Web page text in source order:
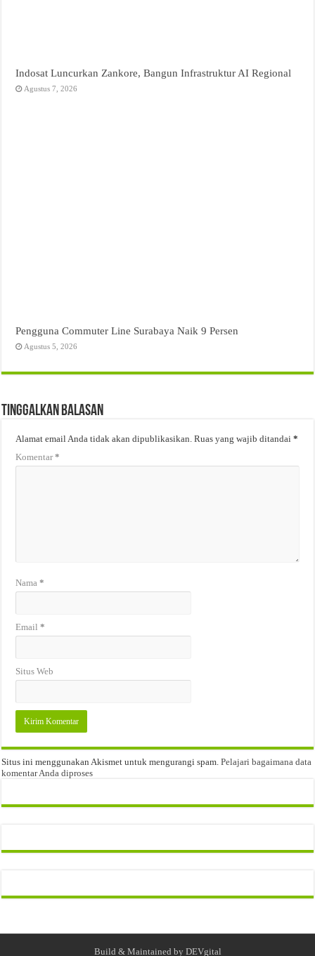
Indosat Luncurkan Zankore, Bangun Infrastruktur AI Regional
Agustus 7, 2026
Pengguna Commuter Line Surabaya Naik 9 Persen
Agustus 5, 2026
Tinggalkan Balasan
Alamat email Anda tidak akan dipublikasikan. Ruas yang wajib ditandai*
Komentar*
Nama*
Email*
Situs Web
Situs ini menggunakan Akismet untuk mengurangi spam.Pelajari bagaimana data
komentar Anda diproses
Build & Maintained by DEVgital